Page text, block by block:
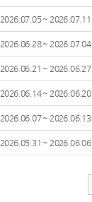
2026.07.05 ~ 2026.07.11
2026.06.28 ~ 2026.07.04
2026.06.21 ~ 2026.06.27
2026.06.14 ~ 2026.06.20
2026.06.07 ~ 2026.06.13
2026.05.31 ~ 2026.06.06